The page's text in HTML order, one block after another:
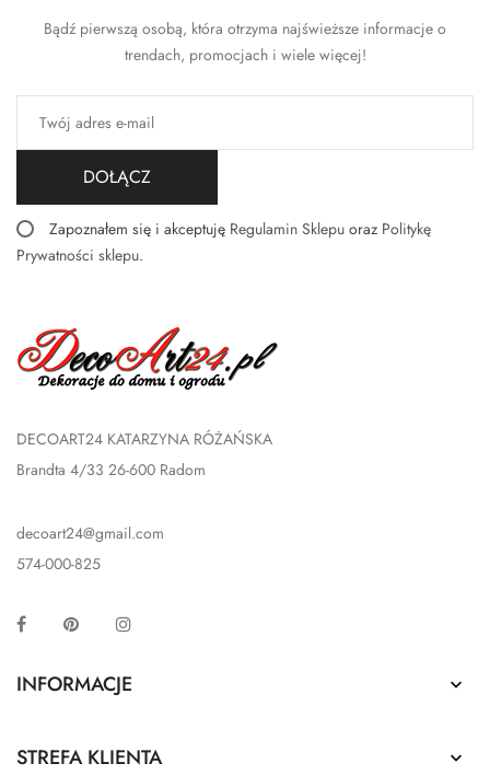
Bądź pierwszą osobą, która otrzyma najświeższe informacje o
trendach, promocjach i wiele więcej!
DOŁĄCZ
Zapoznałem się i akceptuję Regulamin Sklepu oraz Politykę
Prywatności sklepu.
DECOART24 KATARZYNA RÓŻAŃSKA
Brandta 4/33 26-600 Radom
decoart24@gmail.com
574-000-825
Facebook Pinterest
INFORMACJE 
STREFA KLIENTA 